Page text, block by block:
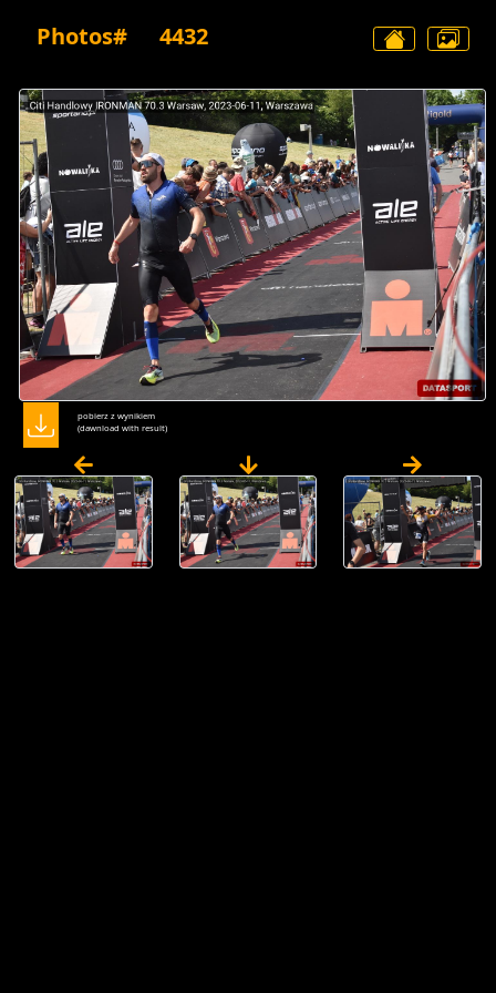
Photos# 4432
pobierz z wynikiem
(dawnload with result)